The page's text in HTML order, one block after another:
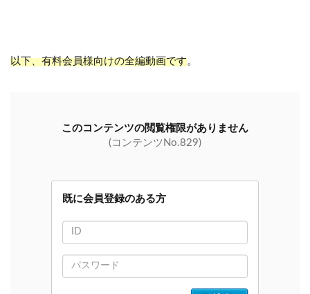
以下、有料会員様向けの全編動画です。